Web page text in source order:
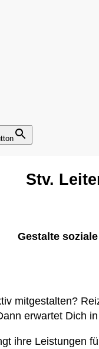
Stv.
Gestalte
mitgestalten?
erwartet Dich
ihre Leistungen